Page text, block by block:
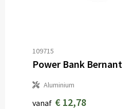
109715
Power Bank Bernant
Aluminium
vanaf € 12,78